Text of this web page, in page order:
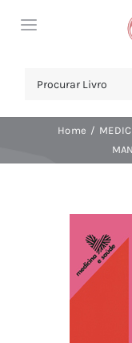
Toggle
Search
Home